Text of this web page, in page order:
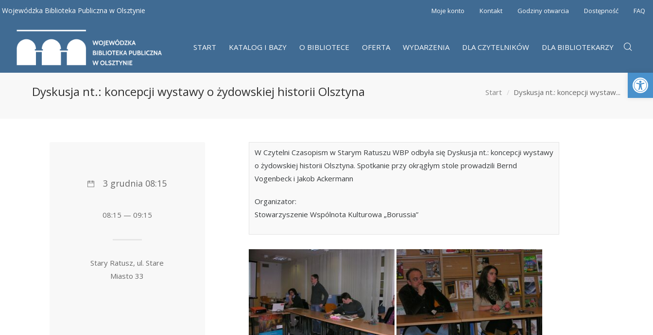
Wojewódzka Biblioteka Publiczna w Olsztynie Moje konto Kontakt Godziny otwarcia Dostępność FAQ
START KATALOG I BAZY O BIBLIOTECE OFERTA WYDARZENIA DLA CZYTELNIKÓW DLA BIBLIOTEKARZY
Dyskusja nt.: koncepcji wystawy o żydowskiej historii Olsztyna Start Dyskusja nt.: koncepcji wystaw...
W Czytelni Czasopism w Starym Ratuszu WBP odbyła się Dyskusja nt.: koncepcji wystawy
o żydowskiej historii Olsztyna. Spotkanie przy okrągłym stole prowadzili Bernd
Vogenbeck i Jakob Ackermann
Organizator:
Stowarzyszenie Wspólnota Kulturowa „Borussia”
3 grudnia 08:15
08:15 — 09:15
Stary Ratusz, ul. Stare
Miasto 33